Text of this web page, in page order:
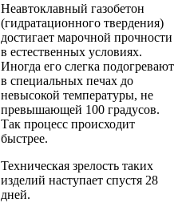
Неавтоклавный газобетон
(гидратационного твердения)
достигает марочной прочности
в естественных условиях.
Иногда его слегка подогревают
в специальных печах до
невысокой температуры, не
превышающей 100 градусов.
Так процесс происходит
быстрее.
Техническая зрелость таких
изделий наступает спустя 28
дней.